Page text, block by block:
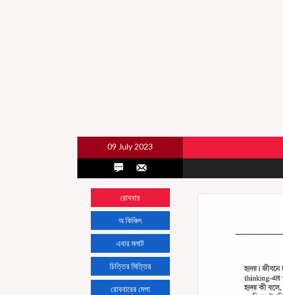
09 July 2023
রোববার
অ কিঞ্চিৎ
এবার মলাট
চিত্তির মিত্তির
রোববারের মেগা